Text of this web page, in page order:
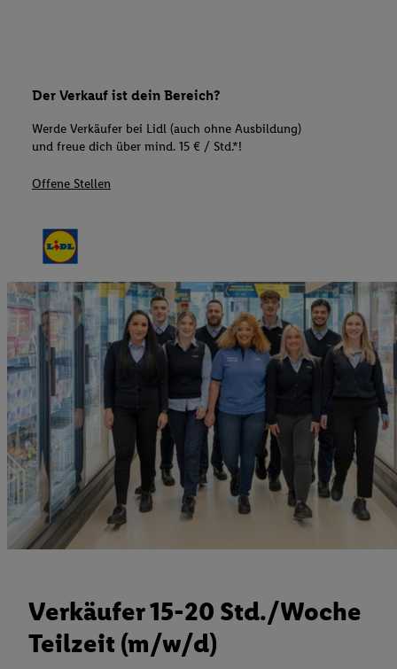
Der Verkauf ist dein Bereich?
Werde Verkäufer bei Lidl (auch ohne Ausbildung)
und freue dich über mind. 15 € / Std.*!
Offene Stellen
Verkäufer 15-20 Std./Woche
Teilzeit (m/w/d)